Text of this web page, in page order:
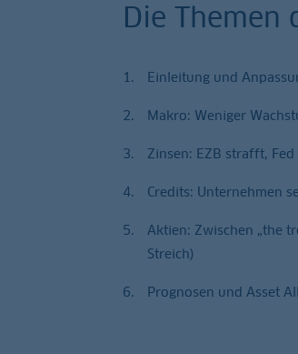
Die Themen
Einleitung und
Makro: Weniger
Zinsen: EZB strafft,
Credits: Unternehmen
Aktien: Zwischen „the
Streich)
Prognosen und Asset